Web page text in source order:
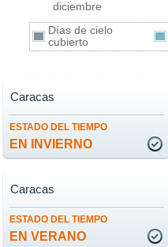
diciembre
Días de cielo
cubierto
ESTADO DEL TIEMPO
EN INVIERNO
Caracas
ESTADO DEL TIEMPO
EN VERANO
Caracas